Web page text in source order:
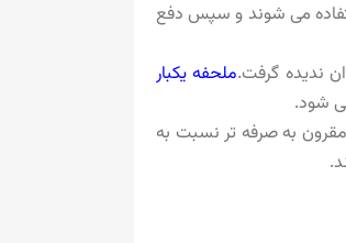
می شوند و سپس دفع
ندیده گرفت.ملحفه یکبار
شود.
مقرون به صرفه تر نسبت به